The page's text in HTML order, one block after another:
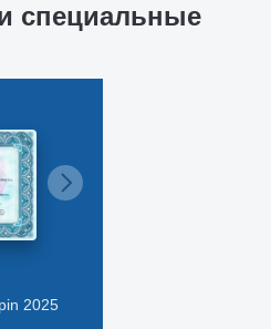
специальные
2025